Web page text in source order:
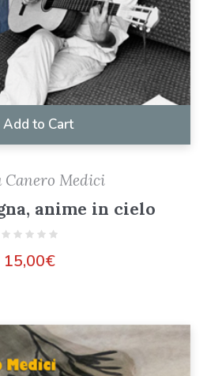
Add to Cart
Canero Medici
anime in cielo
15,00€